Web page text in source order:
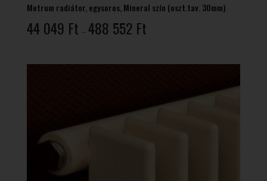
Metrum radiátor, egysoros, Mineral szín (oszt.tav. 30mm)
44 049 Ft – 488 552 Ft44
-